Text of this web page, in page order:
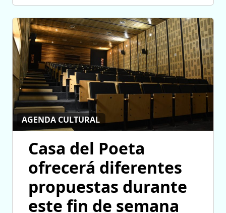
AGENDA CULTURAL
Casa del Poeta
ofrecerá diferentes
propuestas durante
este fin de semana